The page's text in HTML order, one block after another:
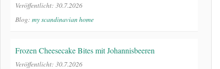
Veröffentlicht: 30.7.2026
Blog: my scandinavian home
Frozen Cheesecake Bites mit Johannisbeeren
Veröffentlicht: 30.7.2026